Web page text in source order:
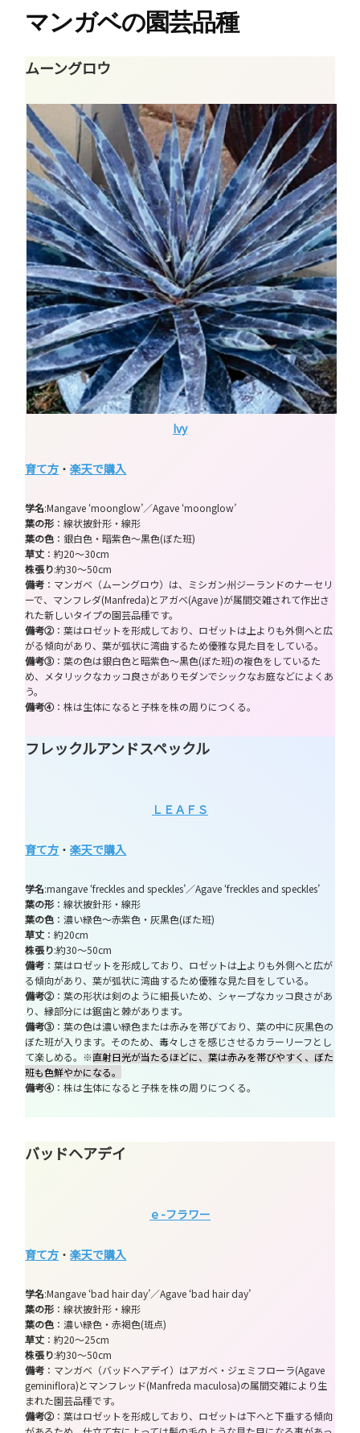
マンガベの園芸品種
ムーングロウ
Ivy
育て方 ・楽天で購入
学名:Mangave ‘moonglow’／Agave ‘moonglow’
葉の形 ：線状披針形・線形
葉の色 ：銀白色・暗紫色～黒色(ぼた班)
草丈 ：約20～30cm
株張り:約30～50cm
備考 ：マンガベ（ムーングロウ）は、ミシガン州ジーランドのナーセリ
ーで、マンフレダ(Manfreda)とアガベ(Agave )が属間交雑されて作出さ
れた新しいタイプの園芸品種です。
備考②：葉はロゼットを形成しており、ロゼットは上よりも外側へと広
がる傾向があり、葉が弧状に湾曲するため優雅な見た目をしている。
備考③：葉の色は銀白色と暗紫色～黒色(ぼた班)の複色をしているた
め、メタリックなカッコ良さがありモダンでシックなお庭などによくあ
う。
備考④：株は生体になると子株を株の周りにつくる。
フレックルアンドスペックル
ＬＥＡＦＳ
育て方 ・楽天で購入
学名:mangave ‘freckles and speckles’／Agave ‘freckles and speckles’
葉の形 ：線状披針形・線形
葉の色 ：濃い緑色～赤紫色・灰黒色(ぼた班)
草丈 ：約20cm
株張り:約30～50cm
備考 ：葉はロゼットを形成しており、ロゼットは上よりも外側へと広が
る傾向があり、葉が弧状に湾曲するため優雅な見た目をしている。
備考②：葉の形状は剣のように細長いため、シャープなカッコ良さがあ
り、縁部分には鋸歯と棘があります。
備考③：葉の色は濃い緑色または赤みを帯びており、葉の中に灰黒色の
ぼた班が入ります。そのため、毒々しさを感じさせるカラーリーフとし
て楽しめる。※直射日光が当たるほどに、葉は赤みを帯びやすく、ぼた
班も色鮮やかになる。
備考④：株は生体になると子株を株の周りにつくる。
バッドヘアデイ
ｅ-フラワー
育て方 ・楽天で購入
学名:Mangave ‘bad hair day’／Agave ‘bad hair day’
葉の形 ：線状披針形・線形
葉の色 ：濃い緑色・赤褐色(斑点)
草丈 ：約20～25cm
株張り:約30～50cm
備考 ：マンガベ（バッドヘアデイ）はアガベ・ジェミフローラ(Agave
geminiflora)とマンフレッド(Manfreda maculosa)の属間交雑により生
まれた園芸品種です。
備考②：葉はロゼットを形成しており、ロゼットは下へと下垂する傾向